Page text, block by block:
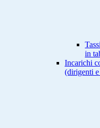
in
Incarichi
(dirigenti